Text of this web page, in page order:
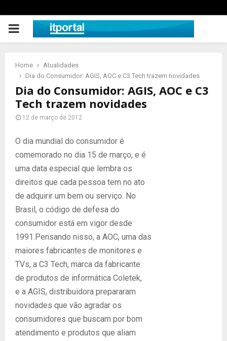
PRIMARY
Home
Atualidades
Dia do Consumidor: AGIS, AOC e C3 Tech trazem novidades
Dia do Consumidor: AGIS, AOC e C3
Tech trazem novidades
12 de março de 2012
O dia mundial do consumidor é
comemorado no dia 15 de março, e é
uma data especial que lembra os
direitos que cada pessoa tem no ato
de adquirir um bem ou serviço. No
Brasil, o código de defesa do
consumidor está em vigor desde
1991.Pensando nisso, a AOC, uma das
maiores fabricantes de monitores e
TVs, a C3 Tech, marca da fabricante
de produtos de informática Coletek,
e a AGIS, distribuidora prepararam
novidades que vão agradar os
consumidores que buscam por bom
atendimento e produtos que aliam